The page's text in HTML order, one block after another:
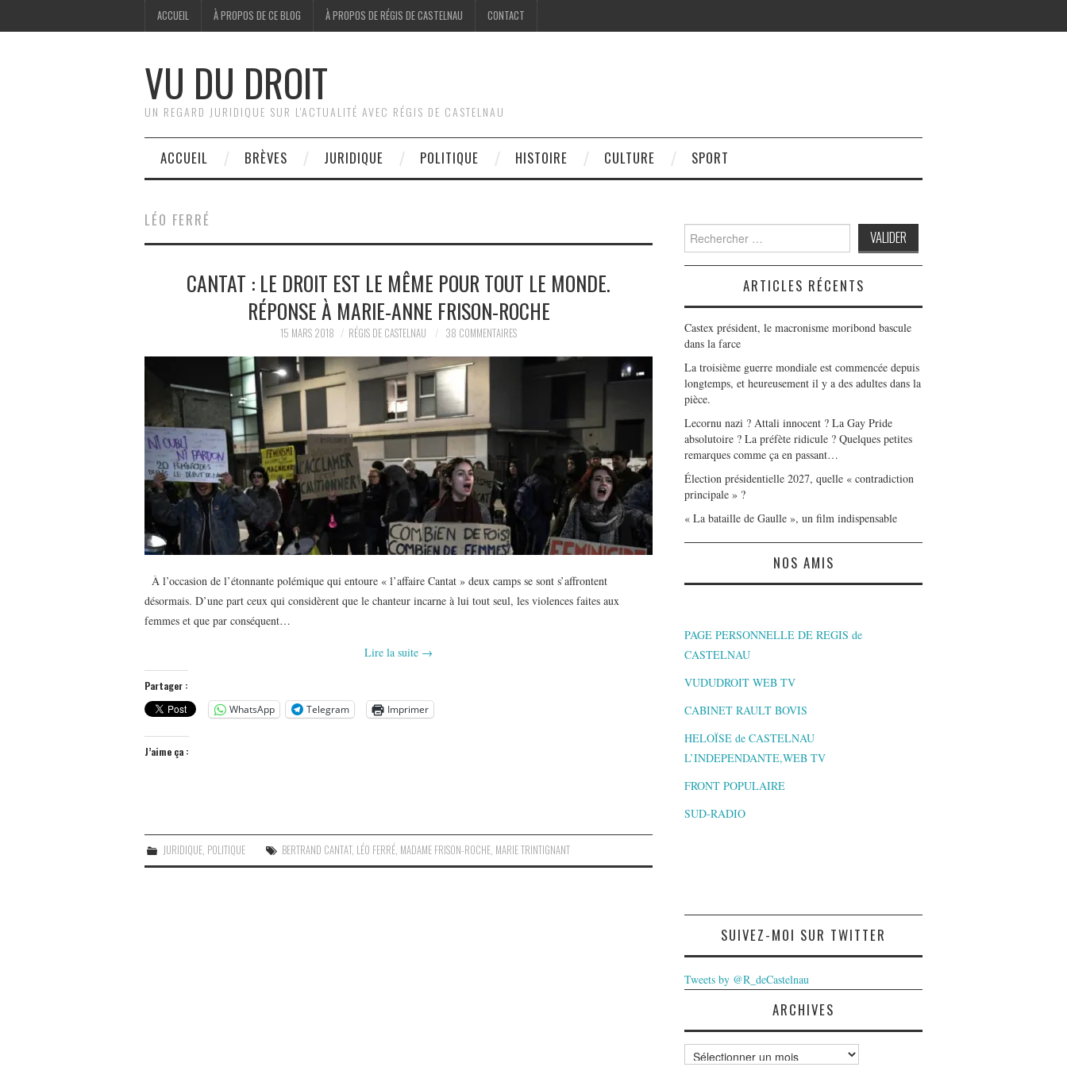
ACCUEIL À PROPOS DE CE BLOG À PROPOS DE RÉGIS DE CASTELNAU CONTACT
VU DU DROIT
UN REGARD JURIDIQUE SUR L'ACTUALITÉ AVEC RÉGIS DE CASTELNAU
ACCUEIL BRÈVES JURIDIQUE POLITIQUE HISTOIRE CULTURE SPORT
LÉO FERRÉ
CANTAT : LE DROIT EST LE MÊME POUR TOUT LE MONDE.
RÉPONSE À MARIE-ANNE FRISON-ROCHE
15 MARS 2018 RÉGIS DE CASTELNAU 38 COMMENTAIRES
À l’occasion de l’étonnante polémique qui entoure « l’affaire Cantat » deux camps se sont s’affrontent
désormais. D’une part ceux qui considèrent que le chanteur incarne à lui tout seul, les violences faites aux
femmes et que par conséquent…
Lire la suite →
Partager :
WhatsApp
Telegram Imprimer
J’aime ça :
JURIDIQUE POLITIQUE BERTRAND CANTAT, LÉO FERRÉ MADAME FRISON-ROCHE MARIE TRINTIGNANT
Search
for:
ARTICLES RÉCENTS
Castex président, le macronisme moribond bascule
dans la farce
La troisième guerre mondiale est commencée depuis
longtemps, et heureusement il y a des adultes dans la
pièce.
Lecornu nazi ? Attali innocent ? La Gay Pride
absolutoire ? La préfète ridicule ? Quelques petites
remarques comme ça en passant…
Élection présidentielle 2027, quelle « contradiction
principale » ?
« La bataille de Gaulle », un film indispensable
NOS AMIS
PAGE PERSONNELLE DE REGIS de
CASTELNAU
VUDUDROIT WEB TV
CABINET RAULT BOVIS
HELOÏSE de CASTELNAU
L’INDEPENDANTE,WEB TV
FRONT POPULAIRE
SUD-RADIO
SUIVEZ-MOI SUR TWITTER
Tweets by @R_deCastelnau
ARCHIVES
Archives